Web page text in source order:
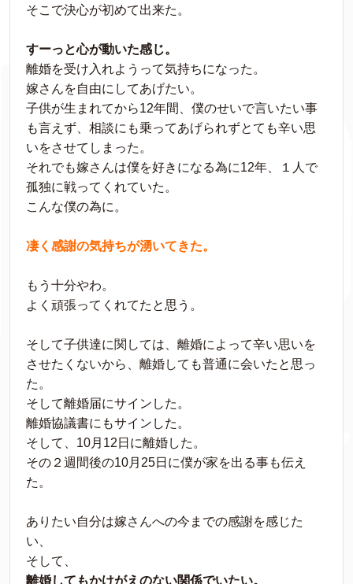
そこで決心が初めて出来た。
すーっと心が動いた感じ。
離婚を受け入れようって気持ちになった。
嫁さんを自由にしてあげたい。
子供が生まれてから12年間、僕のせいで言いたい事
も言えず、相談にも乗ってあげられずとても辛い思
いをさせてしまった。
それでも嫁さんは僕を好きになる為に12年、１人で
孤独に戦ってくれていた。
こんな僕の為に。
凄く感謝の気持ちが湧いてきた。
もう十分やわ。
よく頑張ってくれてたと思う。
そして子供達に関しては、離婚によって辛い思いを
させたくないから、離婚しても普通に会いたと思っ
た。
そして離婚届にサインした。
離婚協議書にもサインした。
そして、10月12日に離婚した。
その２週間後の10月25日に僕が家を出る事も伝え
た。
ありたい自分は嫁さんへの今までの感謝を感じた
い、
そして、
離婚してもかけがえのない関係でいたい。